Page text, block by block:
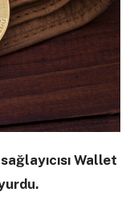
Wallet